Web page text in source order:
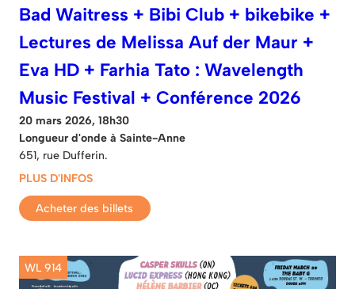
Bad Waitress + Bibi Club + bikebike +
Lectures de Melissa Auf der Maur +
Eva HD + Farhia Tato : Wavelength
Music Festival + Conférence 2026
20 mars 2026, 18h30
Longueur d'onde à Sainte-Anne
651, rue Dufferin.
PLUS D'INFOS
Acheter des billets
WL 914